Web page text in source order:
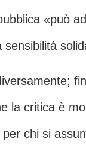
«può
la critica è
chi si